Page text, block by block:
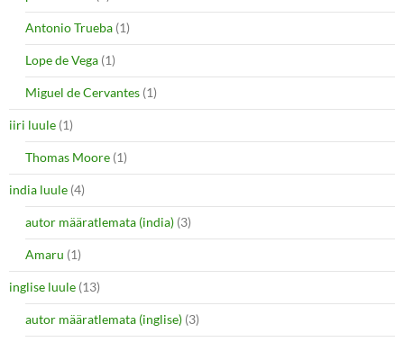
Antonio Trueba (1)
Lope de Vega (1)
Miguel de Cervantes (1)
iiri luule (1)
Thomas Moore (1)
india luule (4)
autor määratlemata (india) (3)
Amaru (1)
inglise luule (13)
autor määratlemata (inglise) (3)